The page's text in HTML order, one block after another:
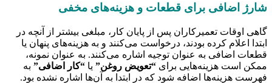
شارژ اضافی برای قطعات و هزینه‌های مخفی
گاهی اوقات تعمیرکاران پس از پایان کار، مبلغی بیشتر از آنچه در
ابتدا اعلام کرده بودند، درخواست می‌کنند و به هزینه‌های پنهان یا
قطعات اضافی به عنوان توجیه اشاره می‌کنند. به عنوان نمونه،
ممکن است هزینه‌هایی برای “تعویض روغن” یا “کار اضافی” به
فهرست هزینه‌ها اضافه شود که در ابتدا به آن‌ها اشاره نشده بود.